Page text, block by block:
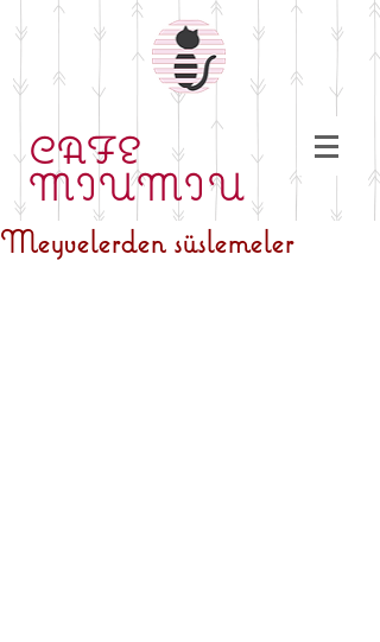
CAFE
MIUMIU
Meyvelerden süslemeler